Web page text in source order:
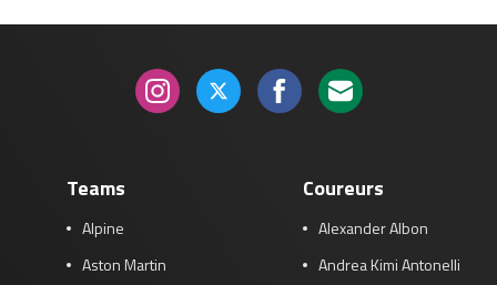
Teams
Alpine
Aston Martin
Coureurs
Alexander Albon
Andrea Kimi Antonelli